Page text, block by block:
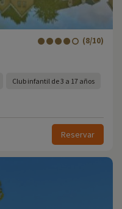
(8/10)
Club infantil de 3 a 17 años
Reservar